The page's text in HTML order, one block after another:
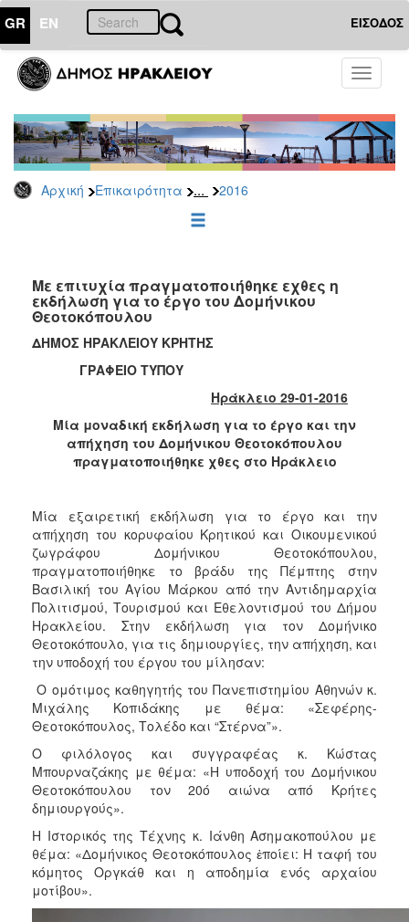
GR EN ΕΙΣΟΔΟΣ
Toggle
Αρχική Επικαιρότητα ... 2016
ΕΠΙΚΑΙΡΟΤΗΤΑ
Τύπου
Αρχείο
2026
2025
2022
2021
2020
2019
2017
2016
2015
2012
2011
2010
2006
ΔΗΜΟΤΗΣ
ΗΡΑΚΛΕΙΟ
Με επιτυχία πραγματοποιήθηκε εχθες η
εκδήλωση για το έργο του Δομήνικου
Θεοτοκόπουλου
ΔΗΜΟΣ ΗΡΑΚΛΕΙΟΥ ΚΡΗΤΗΣ
ΓΡΑΦΕΙΟ ΤΥΠΟΥ
Ηράκλειο 29-01-2016
Μία μοναδική εκδήλωση για το έργο και την
απήχηση του Δομήνικου Θεοτοκόπουλου
πραγματοποιήθηκε χθες στο Ηράκλειο
Μία εξαιρετική εκδήλωση για το έργο και την
απήχηση του κορυφαίου Κρητικού και Οικουμενικού
ζωγράφου Δομήνικου Θεοτοκόπουλου,
πραγματοποιήθηκε το βράδυ της Πέμπτης στην
Βασιλική του Αγίου Μάρκου από την Αντιδημαρχία
Πολιτισμού, Τουρισμού και Εθελοντισμού του Δήμου
Ηρακλείου. Στην εκδήλωση για τον Δομήνικο
Θεοτοκόπουλο, για τις δημιουργίες, την απήχηση, και
την υποδοχή του έργου του μίλησαν:
Ο ομότιμος καθηγητής του Πανεπιστημίου Αθηνών κ.
Μιχάλης Κοπιδάκης με θέμα: «Σεφέρης-
Θεοτοκόπουλος, Τολέδο και “Στέρνα”».
Ο φιλόλογος και συγγραφέας κ. Κώστας
Μπουρναζάκης με θέμα: «Η υποδοχή του Δομήνικου
Θεοτοκόπουλου τον 20ό αιώνα από Κρήτες
δημιουργούς».
Η Ιστορικός της Τέχνης κ. Ιάνθη Ασημακοπούλου με
θέμα: «Δομήνικος Θεοτοκόπουλος ἐποίει: Η ταφή του
κόμητος Οργκάθ και η αποδημία ενός αρχαίου
μοτίβου».